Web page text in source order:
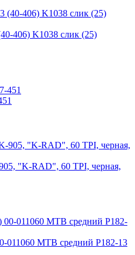
406) K1038 слик (25)
"K-RAD", 60 TPI, черная,
011060 MTB средний P182-13